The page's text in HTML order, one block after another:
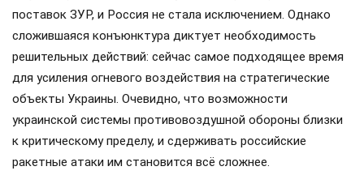
поставок ЗУР, и Россия не стала исключением. Однако
сложившаяся конъюнктура диктует необходимость
решительных действий: сейчас самое подходящее время
для усиления огневого воздействия на стратегические
объекты Украины. Очевидно, что возможности
украинской системы противовоздушной обороны близки
к критическому пределу, и сдерживать российские
ракетные атаки им становится всё сложнее.